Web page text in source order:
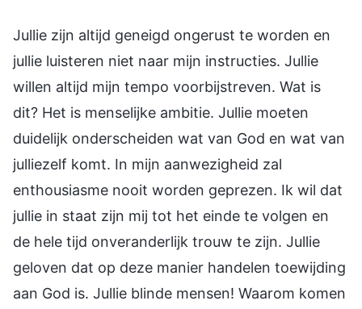
Jullie zijn altijd geneigd ongerust te worden en
jullie luisteren niet naar mijn instructies. Jullie
willen altijd mijn tempo voorbijstreven. Wat is
dit? Het is menselijke ambitie. Jullie moeten
duidelijk onderscheiden wat van God en wat van
julliezelf komt. In mijn aanwezigheid zal
enthousiasme nooit worden geprezen. Ik wil dat
jullie in staat zijn mij tot het einde te volgen en
de hele tijd onveranderlijk trouw te zijn. Jullie
geloven dat op deze manier handelen toewijding
aan God is. Jullie blinde mensen! Waarom komen